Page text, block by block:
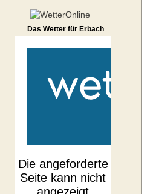
Das Wetter für Erbach